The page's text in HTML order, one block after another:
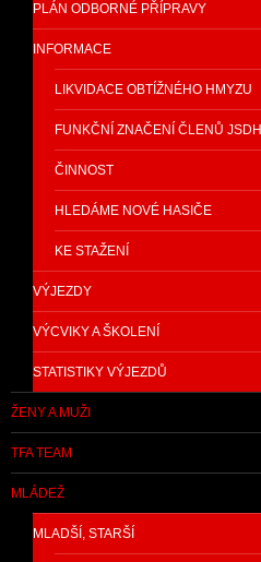
PLÁN ODBORNÉ PŘÍPRAVY
INFORMACE
LIKVIDACE OBTÍŽNÉHO HMYZU
FUNKČNÍ ZNAČENÍ ČLENŮ JSDH
ČINNOST
HLEDÁME NOVÉ HASIČE
KE STAŽENÍ
VÝJEZDY
VÝCVIKY A ŠKOLENÍ
STATISTIKY VÝJEZDŮ
ŽENY A MUŽI
TFA TEAM
MLÁDEŽ
MLADŠÍ, STARŠÍ